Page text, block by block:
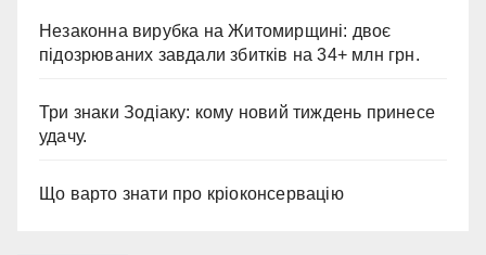
Незаконна вирубка на Житомирщині: двоє
підозрюваних завдали збитків на 34+ млн грн.
Три знаки Зодіаку: кому новий тиждень принесе
удачу.
Що варто знати про кріоконсервацію